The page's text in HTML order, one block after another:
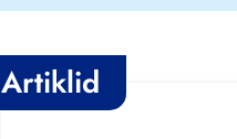
Artiklid